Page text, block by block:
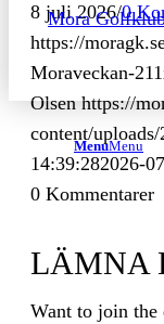
MenuMenu
8 juli 2026/0
https://
Moraveckan-
Olsen https://
content/
14:39:282026-
0 Kommentarer
LÄMNA
Want to join the